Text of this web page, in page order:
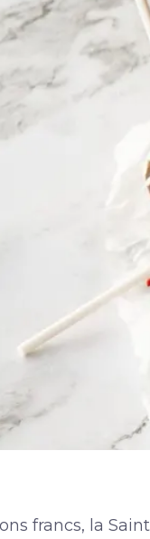
francs, la